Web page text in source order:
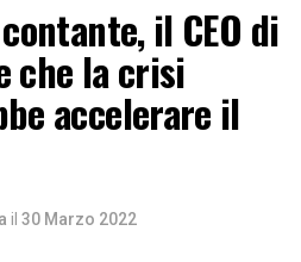
il CEO di
che la crisi
accelerare il
il 30 Marzo 2022